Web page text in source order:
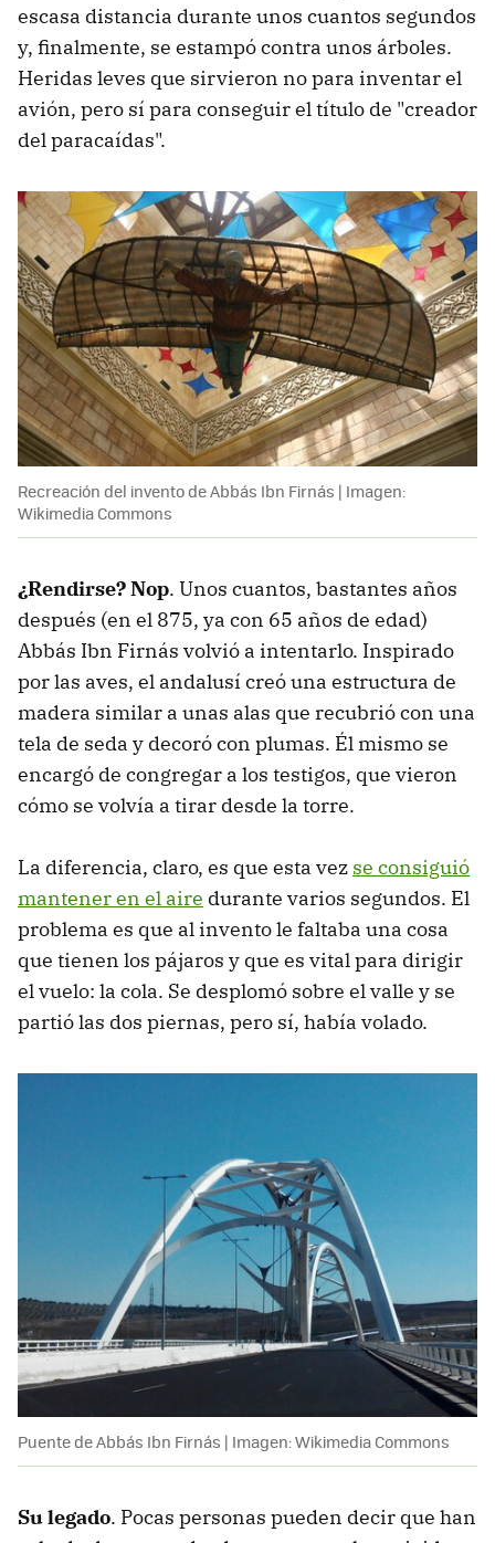
escasa distancia durante unos cuantos segundos
y, finalmente, se estampó contra unos árboles.
Heridas leves que sirvieron no para inventar el
avión, pero sí para conseguir el título de "creador
del paracaídas".
Recreación del invento de Abbás Ibn Firnás | Imagen:
Wikimedia Commons
¿Rendirse? Nop. Unos cuantos, bastantes años
después (en el 875, ya con 65 años de edad)
Abbás Ibn Firnás volvió a intentarlo. Inspirado
por las aves, el andalusí creó una estructura de
madera similar a unas alas que recubrió con una
tela de seda y decoró con plumas. Él mismo se
encargó de congregar a los testigos, que vieron
cómo se volvía a tirar desde la torre.
La diferencia, claro, es que esta vez se consiguió
mantener en el aire durante varios segundos. El
problema es que al invento le faltaba una cosa
que tienen los pájaros y que es vital para dirigir
el vuelo: la cola. Se desplomó sobre el valle y se
partió las dos piernas, pero sí, había volado.
Puente de Abbás Ibn Firnás | Imagen: Wikimedia Commons
Su legado. Pocas personas pueden decir que han